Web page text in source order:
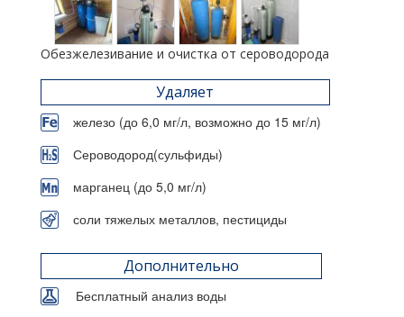
Обезжелезивание и очистка от сероводорода
Удаляет
железо (до 6,0 мг/л, возможно до 15 мг/л)
Сероводород(сульфиды)
марганец (до 5,0 мг/л)
соли тяжелых металлов, пестициды
Дополнительно
Бесплатный анализ воды